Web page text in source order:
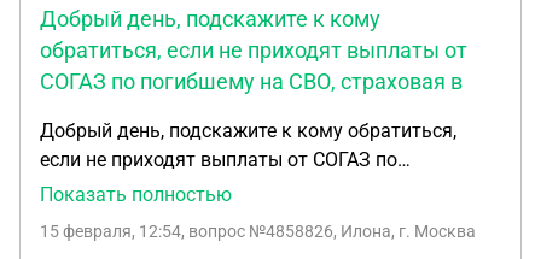
Добрый день, подскажите к кому
обратиться, если не приходят выплаты от
СОГАЗ по погибшему на СВО, страховая в
Добрый день, подскажите к кому обратиться,
если не приходят выплаты от СОГАЗ по
погибшему на СВО, страховая в свою очередь
частью связи нет,военкомат отвечает
Показать полностью
15 февраля, 12:54, вопрос №4858826, Илона, г. Москва